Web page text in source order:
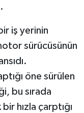
iş yerinin
sürücüsünün
öne sürülen
bu sırada
hızla çarptığı